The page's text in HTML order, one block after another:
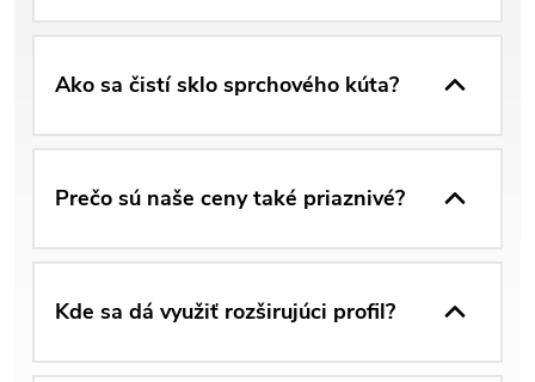
Ako sa čistí sklo sprchového kúta?
Prečo sú naše ceny také priaznivé?
Kde sa dá využiť rozširujúci profil?